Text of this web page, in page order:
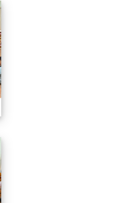
06.20校長說故事幼兒園